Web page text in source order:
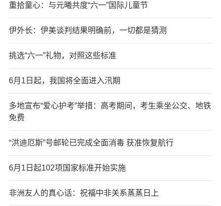
重拾童心：与元曦共度“六一”国际儿童节
伊外长：伊美谈判结果明确前，一切都是猜测
挑选“六一”礼物，对照这些标准
6月1日起，我国将全面进入汛期
多地宣布“爱心护考”举措：高考期间，考生乘坐公交、地铁
免费
“洪迪厄斯”号邮轮已完成全面消毒 获准恢复航行
6月1日起102项国家标准开始实施
非洲友人的真心话：祝福中非关系蒸蒸日上